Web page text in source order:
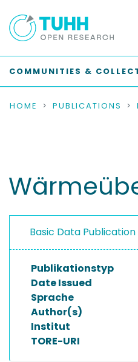
COMMUNITIES &
HOME PUBLICATIONS
Basic Data Publication
Publikationstyp
Date Issued
Sprache
Author(s)
Institut
TORE-URI